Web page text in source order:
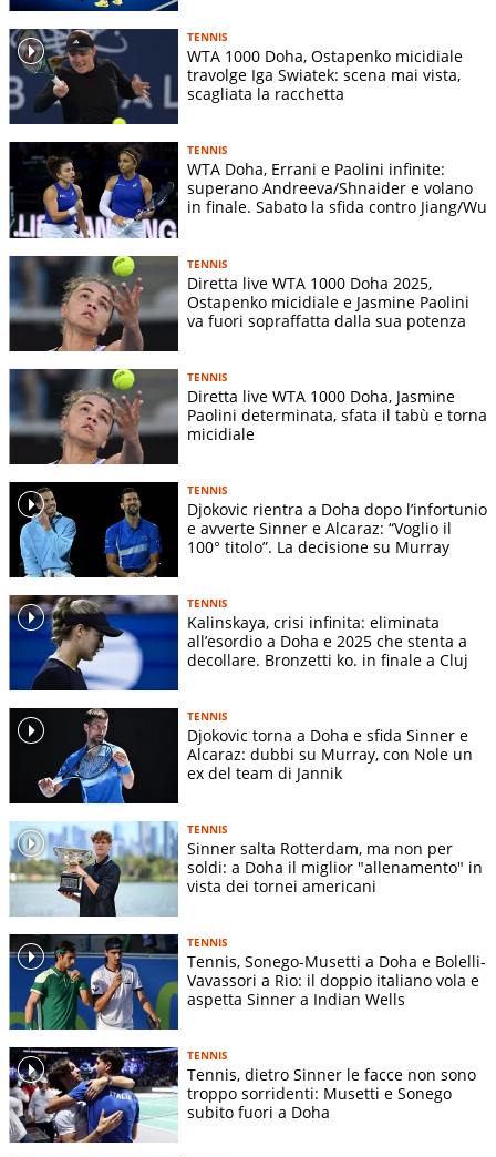
TENNIS
WTA 1000 Doha, Ostapenko micidiale
travolge Iga Swiatek: scena mai vista,
scagliata la racchetta
TENNIS
WTA Doha, Errani e Paolini infinite:
superano Andreeva/Shnaider e volano
in finale. Sabato la sfida contro Jiang/Wu
TENNIS
Diretta live WTA 1000 Doha 2025,
Ostapenko micidiale e Jasmine Paolini
va fuori sopraffatta dalla sua potenza
TENNIS
Diretta live WTA 1000 Doha, Jasmine
Paolini determinata, sfata il tabù e torna
micidiale
TENNIS
Djokovic rientra a Doha dopo l’infortunio
e avverte Sinner e Alcaraz: “Voglio il
100° titolo”. La decisione su Murray
TENNIS
Kalinskaya, crisi infinita: eliminata
all’esordio a Doha e 2025 che stenta a
decollare. Bronzetti ko. in finale a Cluj
TENNIS
Djokovic torna a Doha e sfida Sinner e
Alcaraz: dubbi su Murray, con Nole un
ex del team di Jannik
TENNIS
Sinner salta Rotterdam, ma non per
soldi: a Doha il miglior "allenamento" in
vista dei tornei americani
TENNIS
Tennis, Sonego-Musetti a Doha e Bolelli-
Vavassori a Rio: il doppio italiano vola e
aspetta Sinner a Indian Wells
TENNIS
Tennis, dietro Sinner le facce non sono
troppo sorridenti: Musetti e Sonego
subito fuori a Doha